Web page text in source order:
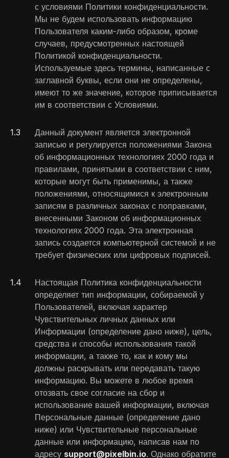
с условиями Политики конфиденциальности.
Мы не будем использовать информацию
Пользователя каким-либо образом, кроме
случаев, предусмотренных настоящей
Политикой конфиденциальности.
Используемые здесь термины, написанные с
заглавной буквы, если они не определены,
имеют то же значение, которое приписывается
им в соответствии с Условиями.
1.3
Данный документ является электронной
записью и регулируется положениями Закона
об информационных технологиях 2000 года и
правилами, принятыми в соответствии с ним,
которые могут быть применимы, а также
положениями, относящимися к электронным
записям в различных законах с поправками,
внесенными Законом об информационных
технологиях 2000 года. Эта электронная
запись создается компьютерной системой и не
требует физических или цифровых подписей.
1.4
Настоящая Политика конфиденциальности
определяет тип информации, собираемой у
Пользователей, включая характер
Чувствительных личных данных или
Информации (определение дано ниже), цель,
средства и способы использования такой
информации, а также то, как и кому мы
должны раскрывать или передавать такую
информацию. Вы можете в любое время
отозвать свое согласие на сбор и
использование вашей информации, включая
Персональные данные (определение дано
ниже) или Чувствительные персональные
данные или информацию, написав нам по
адресу support@pixelbin.io. Однако обратите